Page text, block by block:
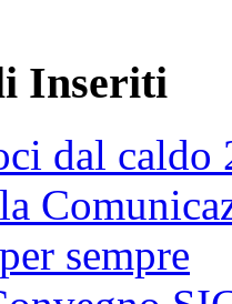
Inseriti
dal caldo
sempre